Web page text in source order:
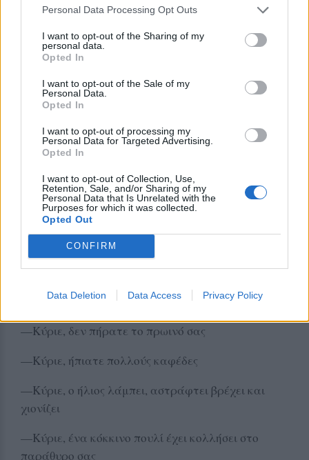
Personal Data Processing Opt Outs
I want to opt-out of the Sharing of my
personal data.
Opted In
I want to opt-out of the Sale of my
Personal Data.
Opted In
I want to opt-out of processing my
Personal Data for Targeted Advertising.
Opted In
I want to opt-out of Collection, Use,
Retention, Sale, and/or Sharing of my
Personal Data that Is Unrelated with the
Purposes for which it was collected.
Opted Out
CONFIRM
Data Deletion Data Access Privacy Policy
παρέες. Μα αυτά δεν είναι ακριβώς κάτιχρήσιμο,
Μέτρον άριστον, όλα με το μέτρο δηλαδή. Κύριε,
γιατί δεν αντιδράτε; Σας περιπαίζουν.
Τη δουλεία σας τη μετατρέψατε σε φυλακή, το
σπίτι σε βασανιστήριο, τον έρωτα σε
πορνογραφία. Μιλάτε με κλισέ. Κύριε, με ξένη
φωνή δανεισμένη από τα ειδησεογραφικά
ζείτε στην αγωνία της γρίπης, της κρίσης του
περιβαλλοντικού ολέθρου, του τσουνάμι της
οικονομίας, της απιστίας. Είναι τρομακτική και
απάνθρωπη η τάξη σας, Κύριε. Ταχτοποιημένη σαν
την απόλυτη αταξία. Δεν τη βλέπετε; Όχι δεν
βλέπετε, Κύριε. Κύριε, είστε νεκρός;
«—Κύριε, είναι μεσημέρι κι ακόμα δεν ξυπνήσατε
—Κύριε, δεν πήρατε το πρωινό σας
—Κύριε, ήπιατε πολλούς καφέδες
—Κύριε, ο ήλιος λάμπει, αστράφτει βρέχει και
χιονίζει
—Κύριε, ένα κόκκινο πουλί έχει κολλήσει στο
παράθυρο σας